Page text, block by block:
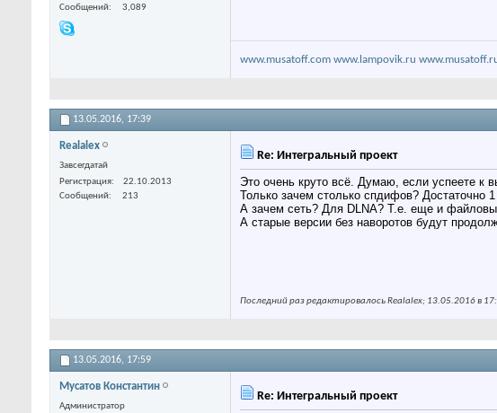
Сообщений
3,089
www.musatoff.com www.lampovik.ru
13.05.2016, 17:39
Realalex
Завсегдатай
Регистрация
22.10.2013
Сообщений
213
Re: Интегральный проект
Это очень круто всё. Думаю, если успеете к
Только зачем столько спдифов? Достаточно 1
А зачем сеть? Для DLNA? Т.е. еще и
А старые версии без наворотов будут
Последний раз редактировалось Realalex; 13.05.2016 в
13.05.2016, 17:59
Мусатов Константин
Администратор
Re: Интегральный проект